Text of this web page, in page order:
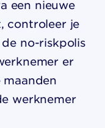
een nieuwe
controleer je
no-riskpolis
er
werknemer